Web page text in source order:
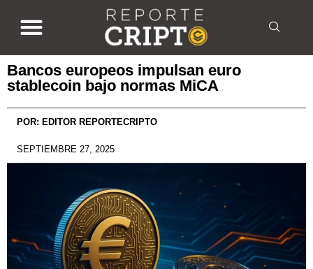
Bancos europeos impulsan euro
stablecoin bajo normas MiCA
POR: EDITOR REPORTECRIPTO
SEPTIEMBRE 27, 2025